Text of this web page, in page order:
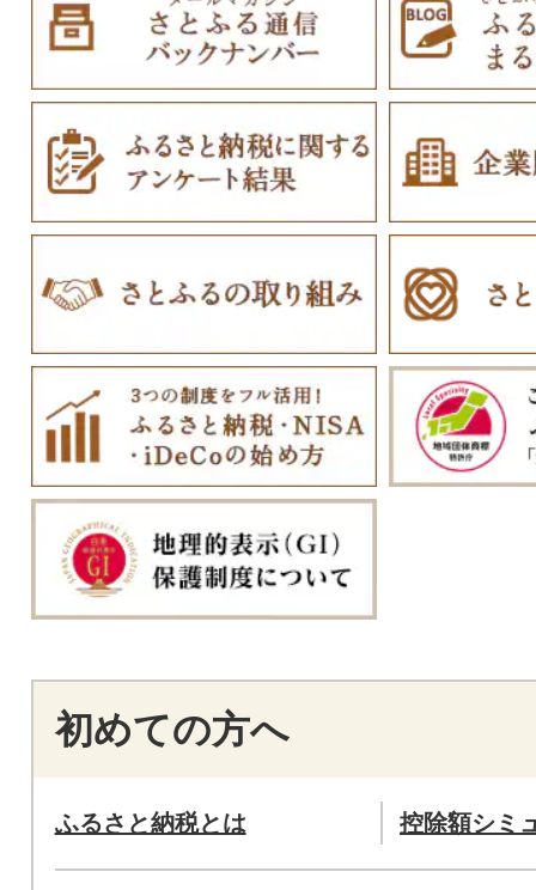
初めての方へ
ふるさと納税とは 控除額シミ